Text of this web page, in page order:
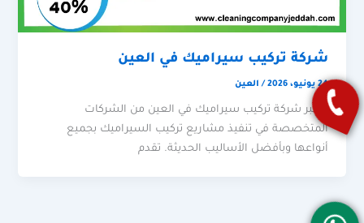
شركة تركيب سيراميك في العين
24 يونيو، 2026 / العين
تعتبر شركة تركيب سيراميك في العين من الشركات
المتخصصة في تنفيذ مشاريع تركيب السيراميك بجميع
أنواعها وبأفضل الأساليب الحديثة. تقدم